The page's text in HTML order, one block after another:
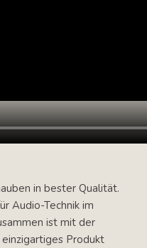
in bester Qualität.
Audio-Technik im
ist mit der
Produkt